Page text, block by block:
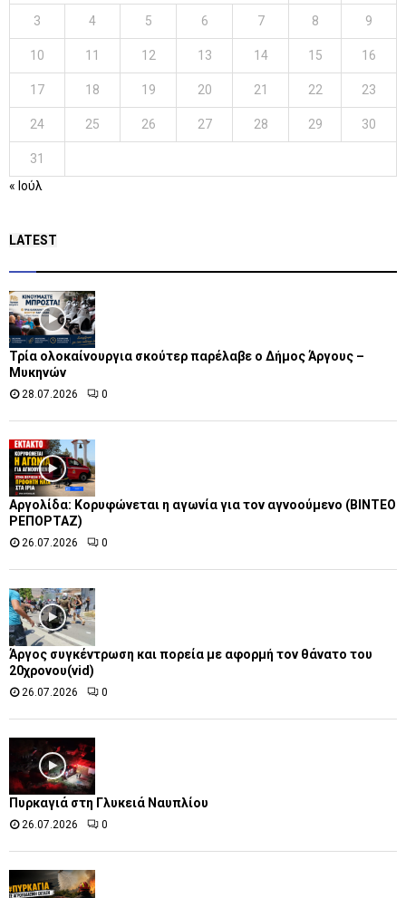
3 4 5 6 7 8 9
10 11 12 13 14 15 16
17 18 19 20 21 22 23
24 25 26 27 28 29 30
31
« Ιούλ
LATEST
Τρία ολοκαίνουργια σκούτερ παρέλαβε o Δήμος Άργους –
Μυκηνών
28.07.2026 0
Αργολίδα: Κορυφώνεται η αγωνία για τον αγνοούμενο (ΒΙΝΤΕΟ
ΡΕΠΟΡΤΑΖ)
26.07.2026 0
Άργος συγκέντρωση και πορεία με αφορμή τον θάνατο του
20χρονου(vid)
26.07.2026 0
Πυρκαγιά στη Γλυκειά Ναυπλίου
26.07.2026 0